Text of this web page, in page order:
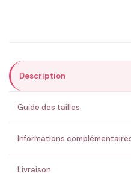
ENVOYER
💚 Retour sous 24-48h🇫🇷 Flocage
Description
Guide des tailles
Informations
Livraison